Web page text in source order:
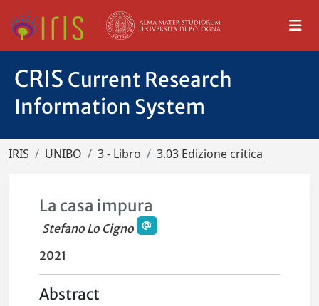
CRIS Current Research
Information System
IRIS UNIBO 3 - Libro 3.03 Edizione critica
La casa impura
Stefano Lo Cigno
2021
Abstract